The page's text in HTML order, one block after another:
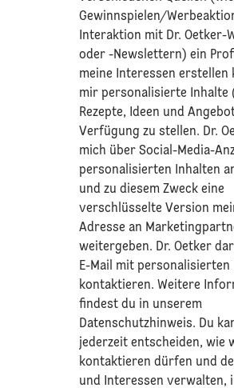
Gewinnspielen/
Interaktion mit Dr. Oetker-
oder -Newslettern) ein
meine Interessen erstellen
mir personalisierte Inhalte
Rezepte, Ideen und
Verfügung zu stellen. Dr.
mich über Social-Media-
personalisierten Inhalten
und zu diesem Zweck eine
verschlüsselte Version
Adresse an
weitergeben. Dr. Oetker
E-Mail mit personalisierten
kontaktieren. Weitere
findest du in unserem
Datenschutzhinweis. Du
jederzeit entscheiden, wie
kontaktieren dürfen und
und Interessen verwalten,